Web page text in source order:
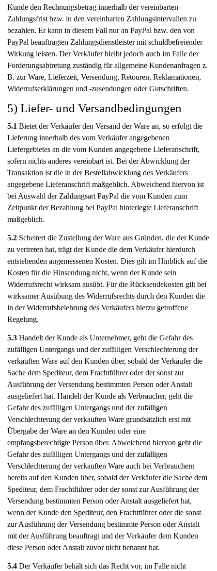
Kunde den Rechnungsbetrag innerhalb der vereinbarten
Zahlungsfrist bzw. in den vereinbarten Zahlungsintervallen zu
bezahlen. Er kann in diesem Fall nur an PayPal bzw. den von
PayPal beauftragten Zahlungsdienstleister mit schuldbefreiender
Wirkung leisten. Der Verkäufer bleibt jedoch auch im Falle der
Forderungsabtretung zuständig für allgemeine Kundenanfragen z.
B. zur Ware, Lieferzeit, Versendung, Retouren, Reklamationen,
Widerrufserklärungen und -zusendungen oder Gutschriften.
5) Liefer- und Versandbedingungen
5.1 Bietet der Verkäufer den Versand der Ware an, so erfolgt die
Lieferung innerhalb des vom Verkäufer angegebenen
Liefergebietes an die vom Kunden angegebene Lieferanschrift,
sofern nichts anderes vereinbart ist. Bei der Abwicklung der
Transaktion ist die in der Bestellabwicklung des Verkäufers
angegebene Lieferanschrift maßgeblich. Abweichend hiervon ist
bei Auswahl der Zahlungsart PayPal die vom Kunden zum
Zeitpunkt der Bezahlung bei PayPal hinterlegte Lieferanschrift
maßgeblich.
5.2 Scheitert die Zustellung der Ware aus Gründen, die der Kunde
zu vertreten hat, trägt der Kunde die dem Verkäufer hierdurch
entstehenden angemessenen Kosten. Dies gilt im Hinblick auf die
Kosten für die Hinsendung nicht, wenn der Kunde sein
Widerrufsrecht wirksam ausübt. Für die Rücksendekosten gilt bei
wirksamer Ausübung des Widerrufsrechts durch den Kunden die
in der Widerrufsbelehrung des Verkäufers hierzu getroffene
Regelung.
5.3 Handelt der Kunde als Unternehmer, geht die Gefahr des
zufälligen Untergangs und der zufälligen Verschlechterung der
verkauften Ware auf den Kunden über, sobald der Verkäufer die
Sache dem Spediteur, dem Frachtführer oder der sonst zur
Ausführung der Versendung bestimmten Person oder Anstalt
ausgeliefert hat. Handelt der Kunde als Verbraucher, geht die
Gefahr des zufälligen Untergangs und der zufälligen
Verschlechterung der verkauften Ware grundsätzlich erst mit
Übergabe der Ware an den Kunden oder eine
empfangsberechtigte Person über. Abweichend hiervon geht die
Gefahr des zufälligen Untergangs und der zufälligen
Verschlechterung der verkauften Ware auch bei Verbrauchern
bereits auf den Kunden über, sobald der Verkäufer die Sache dem
Spediteur, dem Frachtführer oder der sonst zur Ausführung der
Versendung bestimmten Person oder Anstalt ausgeliefert hat,
wenn der Kunde den Spediteur, den Frachtführer oder die sonst
zur Ausführung der Versendung bestimmte Person oder Anstalt
mit der Ausführung beauftragt und der Verkäufer dem Kunden
diese Person oder Anstalt zuvor nicht benannt hat.
5.4 Der Verkäufer behält sich das Recht vor, im Falle nicht